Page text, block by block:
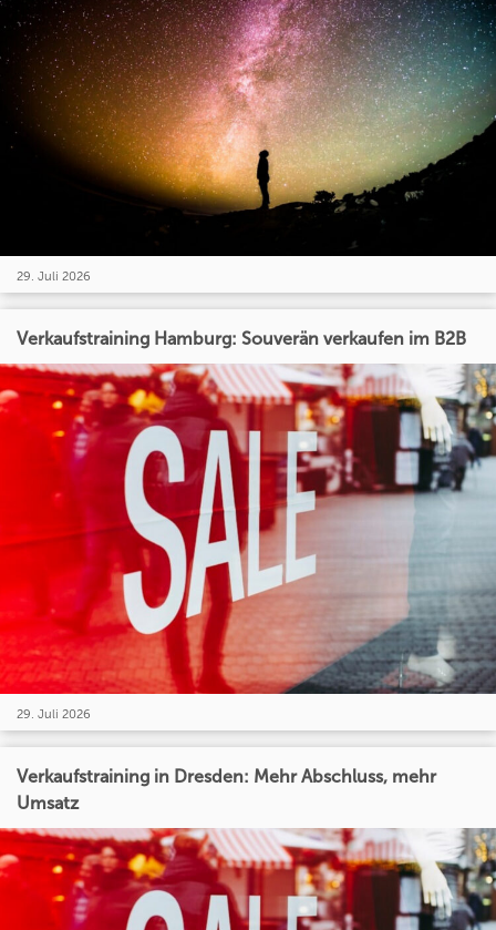
29. Juli 2026
Verkaufstraining Hamburg: Souverän verkaufen im B2B
29. Juli 2026
Verkaufstraining in Dresden: Mehr Abschluss, mehr
Umsatz